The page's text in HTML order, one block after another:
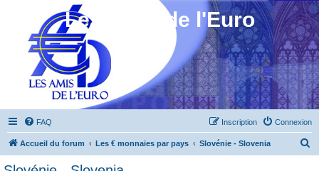
Les Amis de l'Euro
FAQ Connexion
Inscription
Accueil du forum Les € monnaies par pays Slovénie - Slovenia